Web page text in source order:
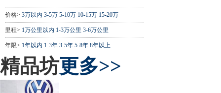
价格> 3万以内 3-5万 5-10万 10-15万 15-20万
里程> 1万公里以内 1-3万公里 3-6万公里
年限> 1年以内 1-3年 3-5年 5-8年 8年以上
精品坊更多>>